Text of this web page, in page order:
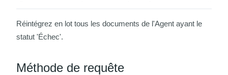
Réintégrez en lot tous les documents de l'Agent ayant le
statut 'Échec'.
Méthode de requête